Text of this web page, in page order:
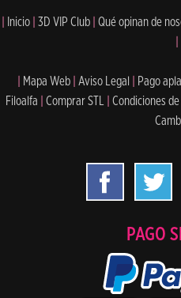
Inicio 3D VIP Club Qué opinan de
Mapa Web Aviso Legal Pago
Filoalfa
Comprar STL Condiciones
PAGO